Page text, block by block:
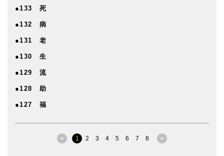
●133 死
●132 病
●131 老
●130 生
●129 流
●128 助
●127 福
1 2 3 4 5 6 7 8